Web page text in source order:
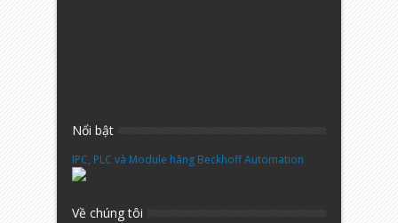
Nổi bật
IPC, PLC và Module hãng Beckhoff Automation
Về chúng tôi